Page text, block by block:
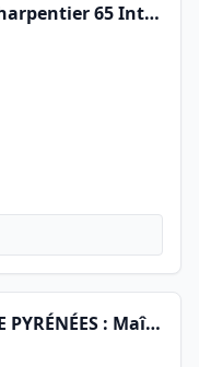
RC Rénov artisan Couvreur Charpentier 65 Intervention Urgence Intempéries traitement toiture /fuite /Charpentier / semeac 65
JMF ENTREPRISE COUVERTURE PYRÉNÉES : Maître Charpentier Couvreur Zingueur 65 Tarbes Pau Lourdes